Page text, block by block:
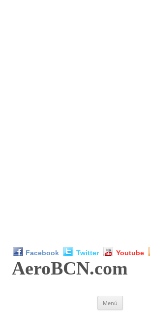
Facebook Twitter Youtube
AeroBCN.com
Menú